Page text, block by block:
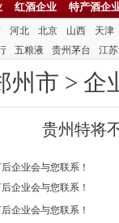
红酒企业 特产酒企
河北 北京 山西
天津
五粮液 贵州茅台 江
州市 > 企
贵州特将
企业会与您联系！
企业会与您联系！
企业会与您联系！